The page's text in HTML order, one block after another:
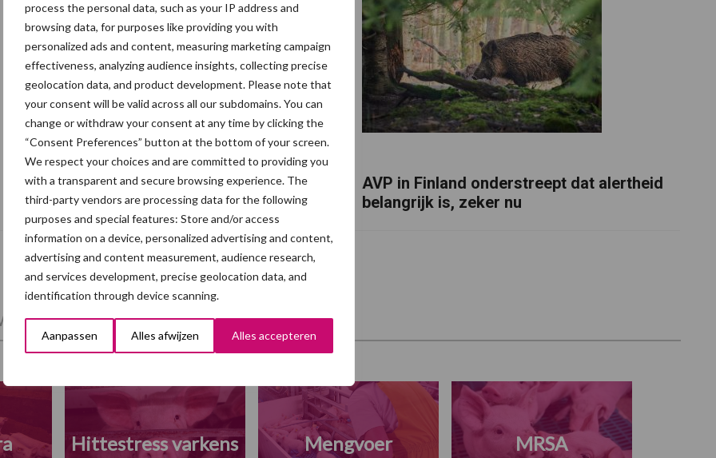
process the personal data, such as your IP address and
browsing data, for purposes like providing you with
personalized ads and content, measuring marketing campaign
effectiveness, analyzing audience insights, collecting precise
geolocation data, and product development. Please note that
your consent will be valid across all our subdomains. You can
change or withdraw your consent at any time by clicking the
“Consent Preferences” button at the bottom of your screen.
We respect your choices and are committed to providing you
with a transparent and secure browsing experience. The
third-party vendors are processing data for the following
purposes and special features: Store and/or access
information on a device, personalized advertising and content,
advertising and content measurement, audience research,
and services development, precise geolocation data, and
identification through device scanning.
Aanpassen Alles afwijzen Alles accepteren
Eliminatieprotocol voor
Mycoplasma hyopneumoniae
AVP in Finland onderstreept dat alertheid
belangrijk is, zeker nu
en regelgeving Mest Varkensvoer
Hittestress varkens Mengvoer MRSA